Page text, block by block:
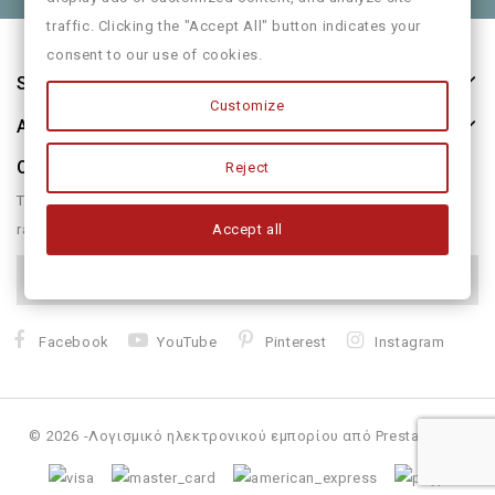
Store Information
About Us
Our Newsletter
There are many variations of passages of form humour or
randomised
Facebook YouTube Pinterest Instagram
© 2026 -Λογισμικό ηλεκτρονικού εμπορίου από PrestaShop™
traffic. Clicking the "Accept All" button indicates your
consent to our use of cookies.
Customize
Reject
Accept all